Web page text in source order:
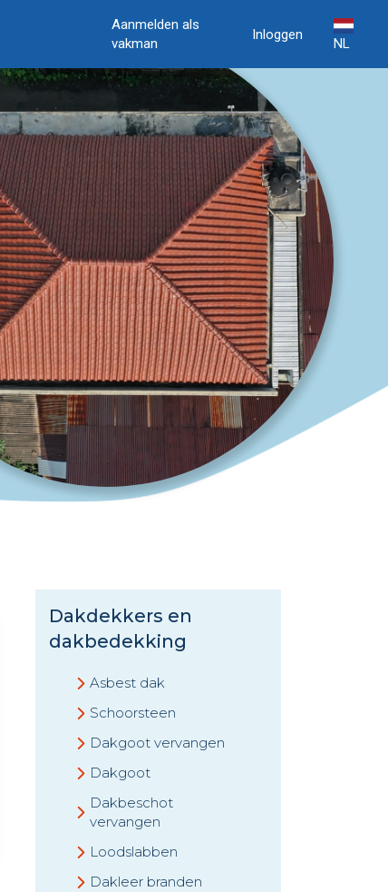
Aanmelden als
vakman
Inloggen
NL
Dakdekkers en
dakbedekking
Asbest dak
Schoorsteen
Dakgoot vervangen
Dakgoot
Dakbeschot
vervangen
Loodslabben
Dakleer branden